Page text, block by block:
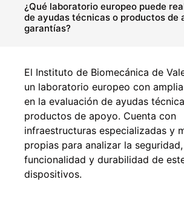
¿Qué laboratorio europeo puede
de ayudas técnicas o productos de
garantías?
El Instituto de Biomecánica de
un laboratorio europeo con
en la evaluación de ayudas
productos de apoyo. Cuenta con
infraestructuras especializadas y
propias para analizar la seguridad,
funcionalidad y durabilidad de
dispositivos.